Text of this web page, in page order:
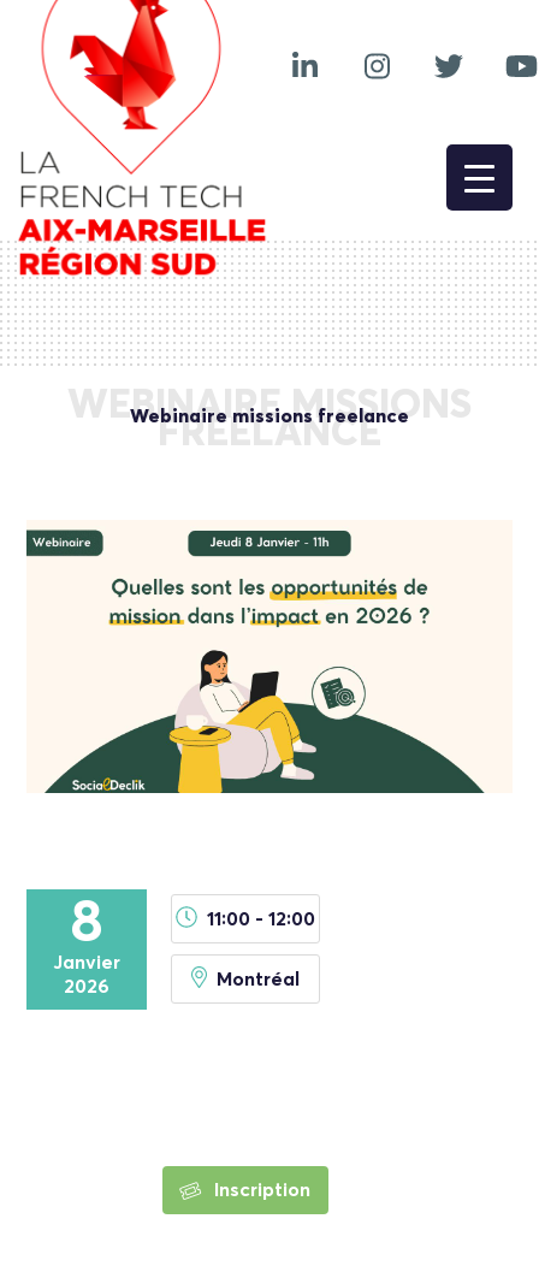
WEBINAIRE MISSIONS
FREELANCE
Webinaire missions freelance
8
Janvier
2026
11:00 - 12:00
Montréal
Inscription